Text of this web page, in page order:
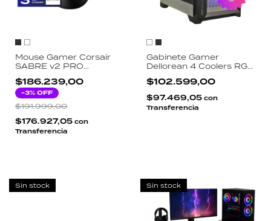
Mouse Gamer Corsair
SABRE v2 PRO
Ultralight Wireless
33000 DPI 8000Hz
36g Sensor
MARKSMAN 5 Negro
Blanco
$186.239,00
-3% OFF
$191.999,00
$176.927,05 con
Transferencia
Gabinete Gamer
Dellorean 4 Coolers RGB
Vidrio Templado Fuente
500W Incluida E-ATX
USB 3.0 Estructura
Reforzada
$102.599,00
$97.469,05 con
Transferencia
Sin stock Sin stock